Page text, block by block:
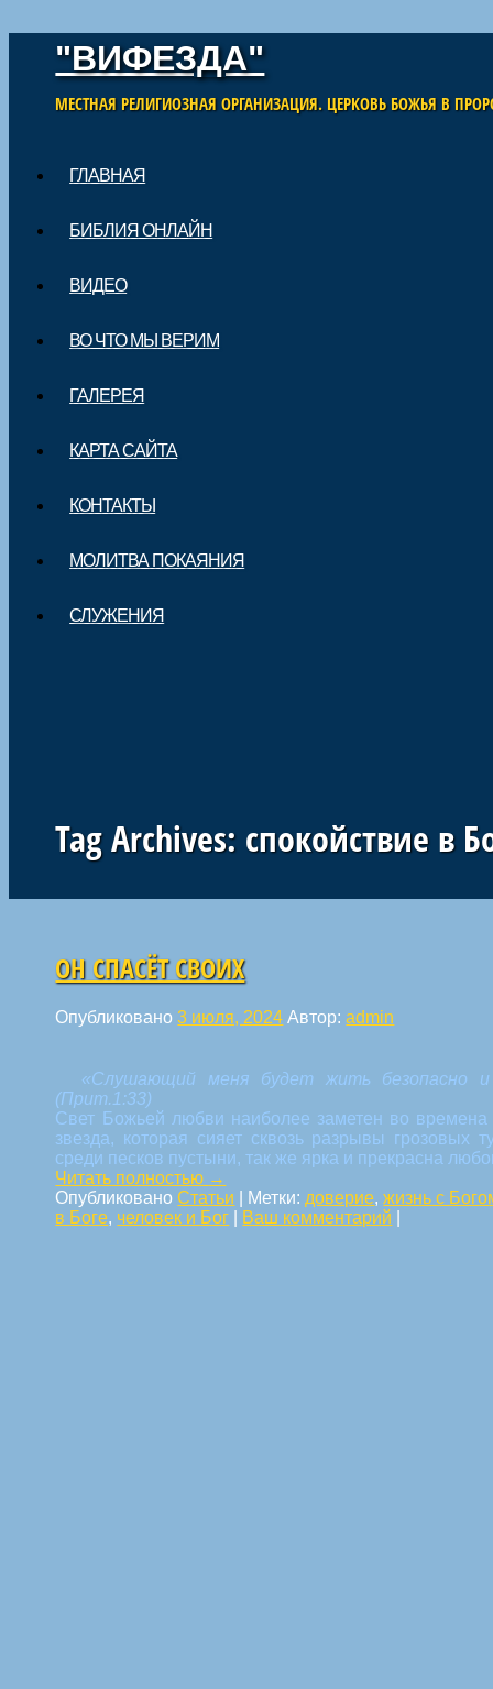
"ВИФЕЗДА"
МЕСТНАЯ РЕЛИГИОЗНАЯ ОРГАНИЗАЦИЯ. ЦЕРКОВЬ БОЖЬЯ В
Main menu
ГЛАВНАЯ
БИБЛИЯ ОНЛАЙН
ВИДЕО
ВО ЧТО МЫ ВЕРИМ
ГАЛЕРЕЯ
КАРТА САЙТА
КОНТАКТЫ
МОЛИТВА ПОКАЯНИЯ
СЛУЖЕНИЯ
Tag Archives: спокойствие в
Навигация по статьям
ОН СПАСЁТ СВОИХ
Опубликовано3 июля, 2024 Автор:admin
«Слушающий меня будет жить безопасно
(Прит.1:33)
Свет Божьей любви наиболее заметен во времена
звезда, которая сияет сквозь разрывы грозовых
среди песков пустыни, так же ярка и прекрасна
Читать полностью →
ОпубликованоСтатьи Метки: доверие,жизнь с
в Боге, человек и Бог Ваш комментарий